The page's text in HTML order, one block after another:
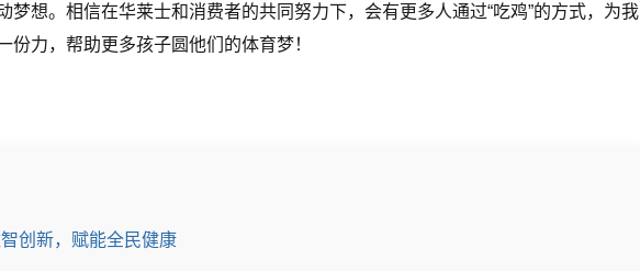
梦想。相信在华莱士和消费者的共同努力下，会有更多人通过“吃鸡”的方式，为我
份力，帮助更多孩子圆他们的体育梦！
创新，赋能全民健康